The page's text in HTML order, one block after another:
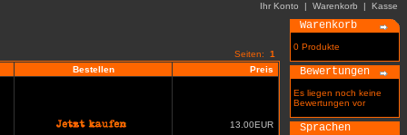
Ihr Konto | Warenkorb | Kasse
Seiten: 1
Bestellen Preis
13.00EUR
Warenkorb
0 Produkte
Bewertungen
Es liegen noch keine
Bewertungen vor
Sprachen